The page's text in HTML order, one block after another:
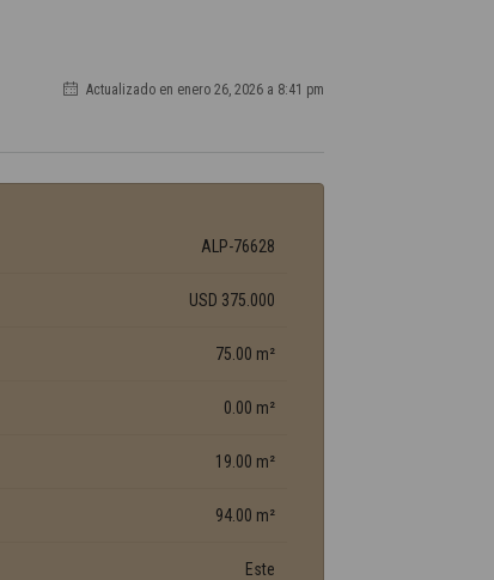
Actualizado en enero 26, 2026 a 8:41 pm
ALP-76628
USD 375.000
75.00 m²
0.00 m²
19.00 m²
94.00 m²
Este